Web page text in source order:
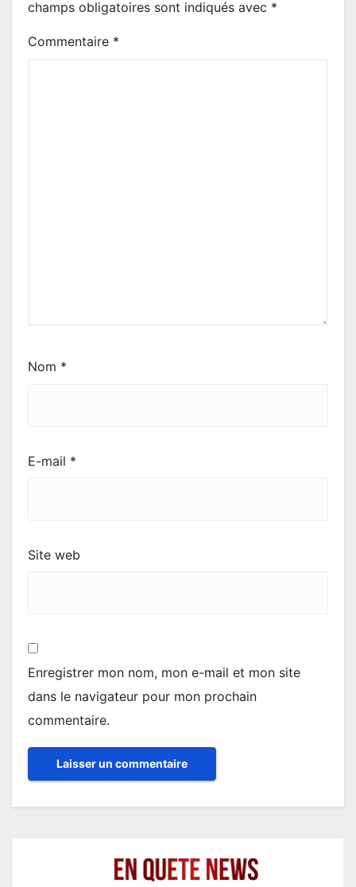
champs obligatoires sont indiqués avec *
Commentaire *
Nom *
E-mail *
Site web
Enregistrer mon nom, mon e-mail et mon site
dans le navigateur pour mon prochain
commentaire.